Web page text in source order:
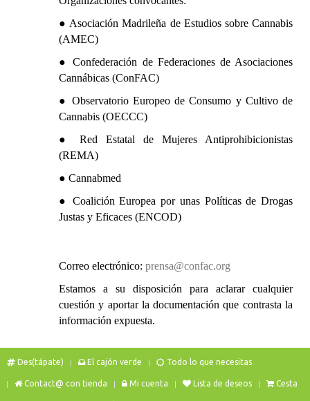
● Asociación Madrileña de Estudios sobre Cannabis
(AMEC)
● Confederación de Federaciones de Asociaciones
Cannábicas (ConFAC)
● Observatorio Europeo de Consumo y Cultivo de
Cannabis (OECCC)
● Red Estatal de Mujeres Antiprohibicionistas
(REMA)
● Cannabmed
● Coalición Europea por unas Políticas de Drogas
Justas y Eficaces (ENCOD)
Correo electrónico: prensa@confac.org
Estamos a su disposición para aclarar cualquier
cuestión y aportar la documentación que contrasta la
información expuesta.
Des(tápate) El cajón verde Todo lo que necesitas
Contact@ con tienda Mi cuenta Lista de deseos Cesta